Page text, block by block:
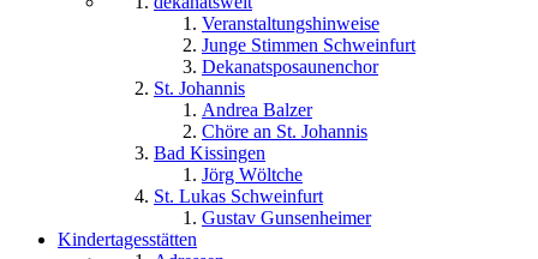
Veranstaltungshinweise
Junge Stimmen Schweinfurt
Dekanatsposaunenchor
St. Johannis
Andrea Balzer
Chöre an St. Johannis
Bad Kissingen
Jörg Wöltche
St. Lukas Schweinfurt
Gustav Gunsenheimer
Kindertagesstätten